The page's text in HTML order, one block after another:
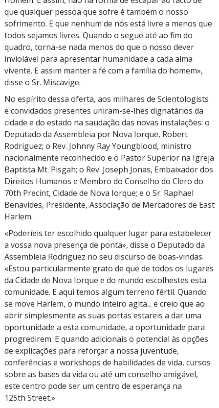
que qualquer pessoa que sofre é também o nosso
sofrimento. E que nenhum de nós está livre a menos que
todos sejamos livres. Quando o segue até ao fim do
quadro, torna-se nada menos do que o nosso dever
inviolável para apresentar humanidade a cada alma
vivente. E assim manter a fé com a família do homem»,
disse o Sr. Miscavige.
No espírito dessa oferta, aos milhares de Scientologists
e convidados presentes uniram-se-lhes dignatários da
cidade e do estado na saudação das novas instalações: o
Deputado da Assembleia por Nova Iorque, Robert
Rodriguez; o Rev. Johnny Ray Youngblood, ministro
nacionalmente reconhecido e o Pastor Superior na Igreja
Baptista Mt. Pisgah; o Rev. Joseph Jonas, Embaixador dos
Direitos Humanos e Membro do Conselho do Clero do
70th Precint, Cidade de Nova Iorque; e o Sr. Raphael
Benavides, Presidente, Associação de Mercadores de East
Harlem.
«Poderíeis ter escolhido qualquer lugar para estabelecer
a vossa nova presença de ponta», disse o Deputado da
Assembleia Rodriguez no seu discurso de boas-vindas.
«Estou particularmente grato de que de todos os lugares
da Cidade de Nova Iorque e do mundo escolhestes esta
comunidade. E aqui temos algum terreno fértil. Quando
se move Harlem, o mundo inteiro agita... e creio que ao
abrir simplesmente as suas portas estareis a dar uma
oportunidade a esta comunidade, a oportunidade para
progredirem. E quando adicionais o potencial às opções
de explicações para reforçar a nossa juventude,
conferências e workshops de habilidades de vida, cursos
sobre as bases da vida ou até um conselho amigável,
este centro pode ser um centro de esperança na
125th Street.»